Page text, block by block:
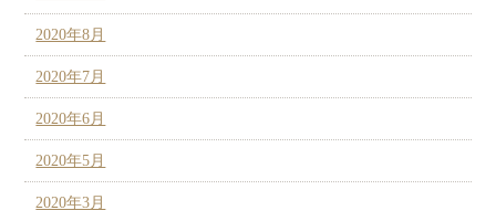
2020年8月
2020年7月
2020年6月
2020年5月
2020年3月